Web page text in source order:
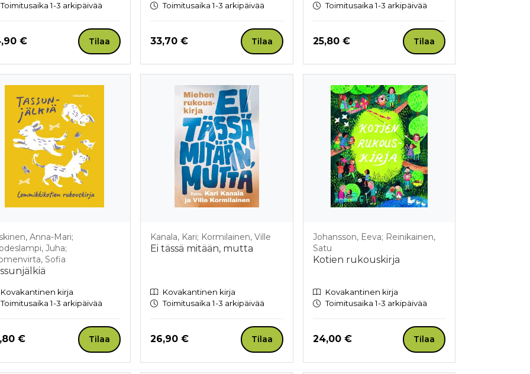
Toimitusaika 1-3 arkipäivää
nyt
€ Tilaa
Toimitusaika 1-3 arkipäivää
Hinta nyt
33,70 € Tilaa
Toimitusaika 1-3 arkipäivää
Hinta nyt
25,80 € Tilaa
Anna-Mari;
Juha;
Sofia
Kovakantinen kirja
Toimitusaika 1-3 arkipäivää
nyt
€ Tilaa
Kanala, Kari; Kormilainen, Ville
Ei tässä mitään, mutta
Kovakantinen kirja
Toimitusaika 1-3 arkipäivää
Hinta nyt
26,90 € Tilaa
Johansson, Eeva; Reinikainen,
Satu
Kotien rukouskirja
Kovakantinen kirja
Toimitusaika 1-3 arkipäivää
Hinta nyt
24,00 € Tilaa